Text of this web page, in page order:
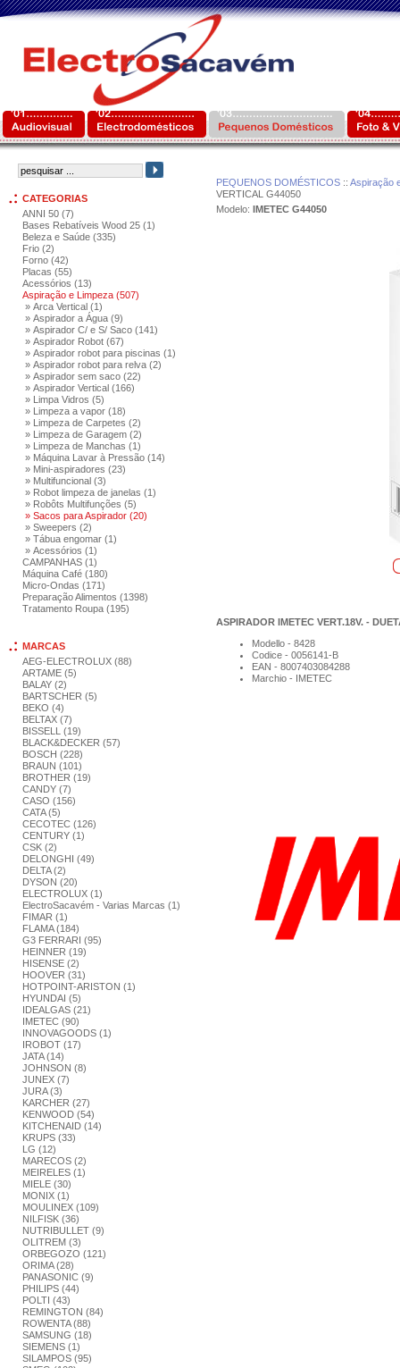
CATEGORIAS
ANNI 50 (7)
Bases Rebatíveis Wood 25 (1)
Beleza e Saúde (335)
Frio (2)
Forno (42)
Placas (55)
Acessórios (13)
Aspiração e Limpeza (507)
» Arca Vertical (1)
» Aspirador a Água (9)
» Aspirador C/ e S/ Saco (141)
» Aspirador Robot (67)
» Aspirador robot para piscinas (1)
» Aspirador robot para relva (2)
» Aspirador sem saco (22)
» Aspirador Vertical (166)
» Limpa Vidros (5)
» Limpeza a vapor (18)
» Limpeza de Carpetes (2)
» Limpeza de Garagem (2)
» Limpeza de Manchas (1)
» Máquina Lavar à Pressão (14)
» Mini-aspiradores (23)
» Multifuncional (3)
» Robot limpeza de janelas (1)
» Robôts Multifunções (5)
» Sacos para Aspirador (20)
» Sweepers (2)
» Tábua engomar (1)
» Acessórios (1)
CAMPANHAS (1)
Máquina Café (180)
Micro-Ondas (171)
Preparação Alimentos (1398)
Tratamento Roupa (195)
MARCAS
AEG-ELECTROLUX (88)
ARTAME (5)
BALAY (2)
BARTSCHER (5)
BEKO (4)
BELTAX (7)
BISSELL (19)
BLACK&DECKER (57)
BOSCH (228)
BRAUN (101)
BROTHER (19)
CANDY (7)
CASO (156)
CATA (5)
CECOTEC (126)
CENTURY (1)
CSK (2)
DELONGHI (49)
DELTA (2)
DYSON (20)
ELECTROLUX (1)
ElectroSacavém - Varias Marcas (1)
FIMAR (1)
FLAMA (184)
G3 FERRARI (95)
HEINNER (19)
HISENSE (2)
HOOVER (31)
HOTPOINT-ARISTON (1)
HYUNDAI (5)
IDEALGAS (21)
IMETEC (90)
INNOVAGOODS (1)
IROBOT (17)
JATA (14)
JOHNSON (8)
JUNEX (7)
JURA (3)
KARCHER (27)
KENWOOD (54)
KITCHENAID (14)
KRUPS (33)
LG (12)
MARECOS (2)
MEIRELES (1)
MIELE (30)
MONIX (1)
MOULINEX (109)
NILFISK (36)
NUTRIBULLET (9)
OLITREM (3)
ORBEGOZO (121)
ORIMA (28)
PANASONIC (9)
PHILIPS (44)
POLTI (43)
REMINGTON (84)
ROWENTA (88)
SAMSUNG (18)
SIEMENS (1)
SILAMPOS (95)
PEQUENOS DOMÉSTICOS:: Aspiração
VERTICAL G44050
Modelo: IMETEC G44050
ASPIRADOR IMETEC VERT.18V. -
Modello - 8428
Codice - 0056141-B
EAN - 8007403084288
Marchio - IMETEC